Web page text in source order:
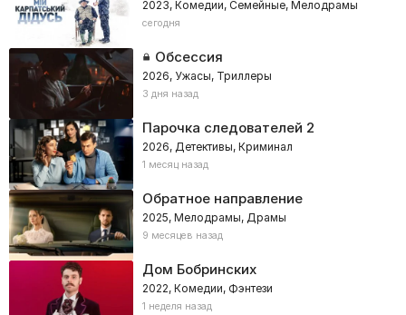
2023, Комедии, Семейные, Мелодрамы
сегодня
Обсессия
2026, Ужасы, Триллеры
3 дня назад
Парочка следователей 2
2026, Детективы, Криминал
1 месяц назад
Обратное направление
2025, Мелодрамы, Драмы
9 месяцев назад
Дом Бобринских
2022, Комедии, Фэнтези
1 неделя назад